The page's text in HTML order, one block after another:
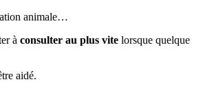
animale…
à consulter au plus vite lorsque quelque
aidé.